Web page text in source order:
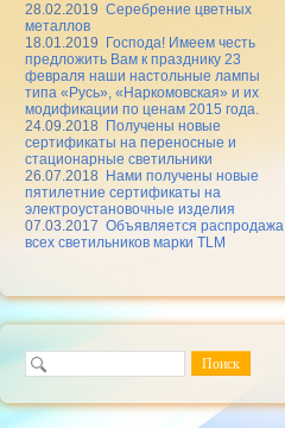
28.02.2019 Серебрение цветных
металлов
18.01.2019
Господа! Имеем честь
предложить Вам к празднику 23
февраля наши настольные лампы
типа «Русь», «Наркомовская» и их
модификации по ценам 2015 года.
24.09.2018
Получены новые
сертификаты на переносные и
стационарные светильники
26.07.2018
Нами получены новые
пятилетние сертификаты на
электроустановочные изделия
07.03.2017 Объявляется распродажа
всех светильников марки TLM